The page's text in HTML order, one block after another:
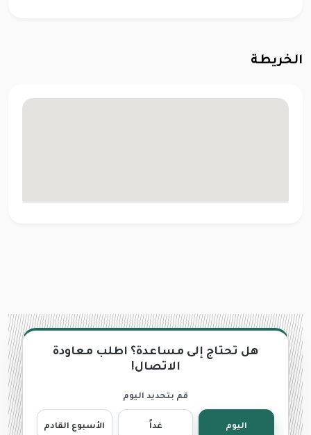
الخريطة
هل تحتاج إلى مساعدة؟ اطلب معاودة
الاتصال!
قم بتحديد اليوم
اليوم غداً الأسبوع القادم